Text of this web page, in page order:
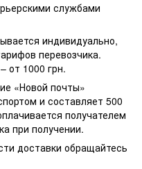
службами
индивидуально,
перевозчика.
от 1000 грн.
«Новой почты»
и составляет 500
получателем
при получении.
доставки обращайтесь